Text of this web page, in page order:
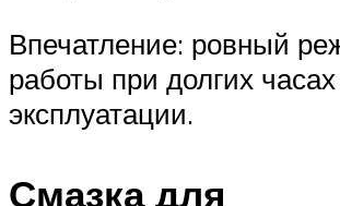
Впечатление: ровный
работы при долгих часах
эксплуатации.
Смазка для